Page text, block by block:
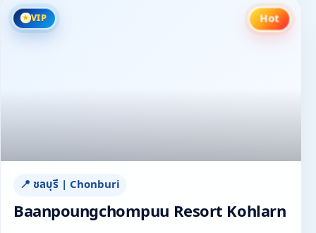
VIP Hot
📍 ชลบุรี | Chonburi
Baanpoungchompuu Resort Kohlarn